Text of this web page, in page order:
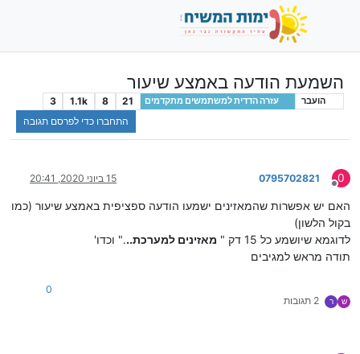
השמעת הודעה באמצע שיעור
הועבר עזרה הדדית למשתמשים מתקדמים 21
8
1.1k
3
התחברו כדי לפרסם תגובה
0
מנותק
0795702821 15 ביוני 2020, 20:41
האם יש אפשרות שהמאזינים ישמעו הודעה ספציפית באמצע שיעור (כמו
בקול הלשון)
לדוגמא שיושמע כל 15 דק "
מאזינים למערכת..." וכדו'
תודה מראש למגיבים
ש ר 2 תגובות
0